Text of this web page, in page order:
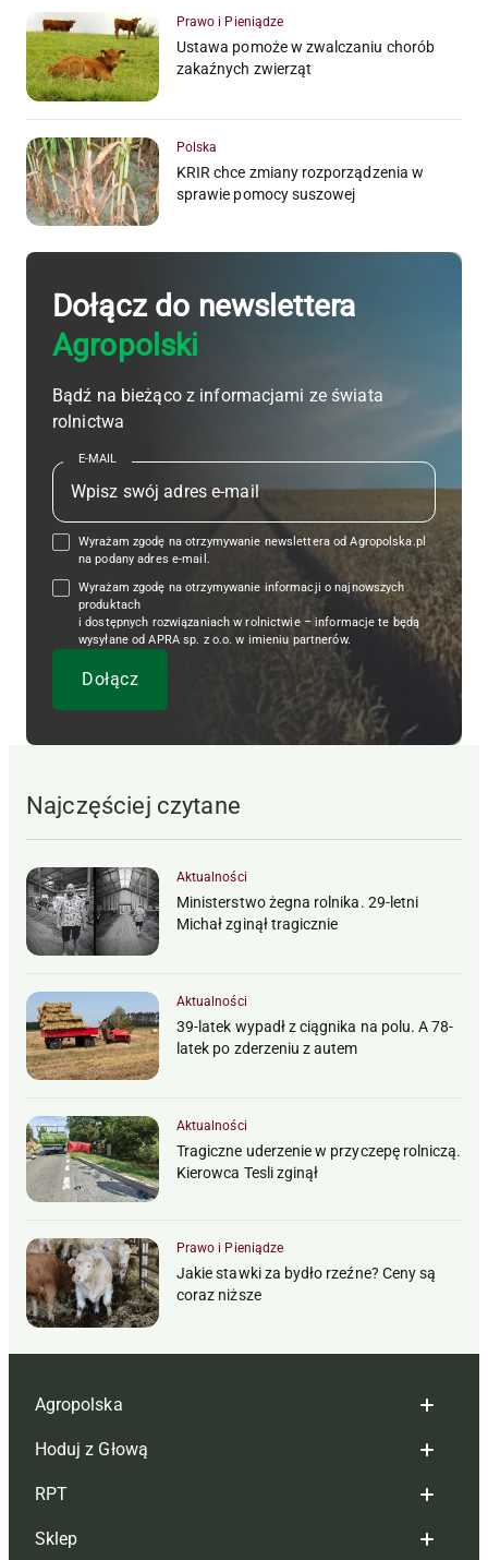
Prawo i Pieniądze
Ustawa pomoże w zwalczaniu chorób
zakaźnych zwierząt
Polska
KRIR chce zmiany rozporządzenia w
sprawie pomocy suszowej
Dołącz do newslettera
Agropolski
Bądź na bieżąco z informacjami ze świata
rolnictwa
E-MAIL
Wyrażam zgodę na otrzymywanie newslettera od Agropolska.pl
na podany adres e-mail.
Wyrażam zgodę na otrzymywanie informacji o najnowszych
produktach
i dostępnych rozwiązaniach w rolnictwie – informacje te będą
wysyłane od APRA sp. z o.o. w imieniu partnerów.
Najczęściej czytane
Aktualności
Ministerstwo żegna rolnika. 29-letni
Michał zginął tragicznie
Aktualności
39-latek wypadł z ciągnika na polu. A 78-
latek po zderzeniu z autem
Aktualności
Tragiczne uderzenie w przyczepę rolniczą.
Kierowca Tesli zginął
Prawo i Pieniądze
Jakie stawki za bydło rzeźne? Ceny są
coraz niższe
Agropolska
Redakcja
Reklama
Tagi
Hoduj z Głową
Hoduj z głową bydło
Hoduj z głową świnie
RPT
Redakcja
Sklep